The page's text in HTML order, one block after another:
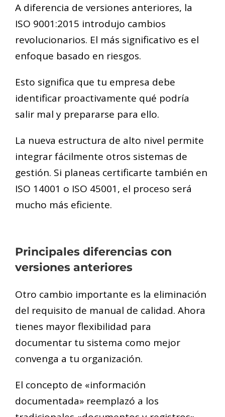
A diferencia de versiones anteriores, la
ISO 9001:2015 introdujo cambios
revolucionarios. El más significativo es el
enfoque basado en riesgos.
Esto significa que tu empresa debe
identificar proactivamente qué podría
salir mal y prepararse para ello.
La nueva estructura de alto nivel permite
integrar fácilmente otros sistemas de
gestión. Si planeas certificarte también en
ISO 14001 o ISO 45001, el proceso será
mucho más eficiente.
Principales diferencias con
versiones anteriores
Otro cambio importante es la eliminación
del requisito de manual de calidad. Ahora
tienes mayor flexibilidad para
documentar tu sistema como mejor
convenga a tu organización.
El concepto de «información
documentada» reemplazó a los